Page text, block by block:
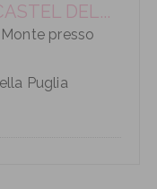
DEL...
presso
Puglia